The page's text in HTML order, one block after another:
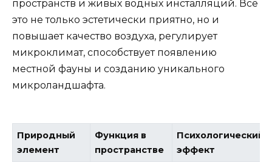
пространств и живых водных инсталляций. Всё
это не только эстетически приятно, но и
повышает качество воздуха, регулирует
микроклимат, способствует появлению
местной фауны и созданию уникального
микроландшафта.
Природный
элемент
Функция в
пространстве
Психологический
эффект